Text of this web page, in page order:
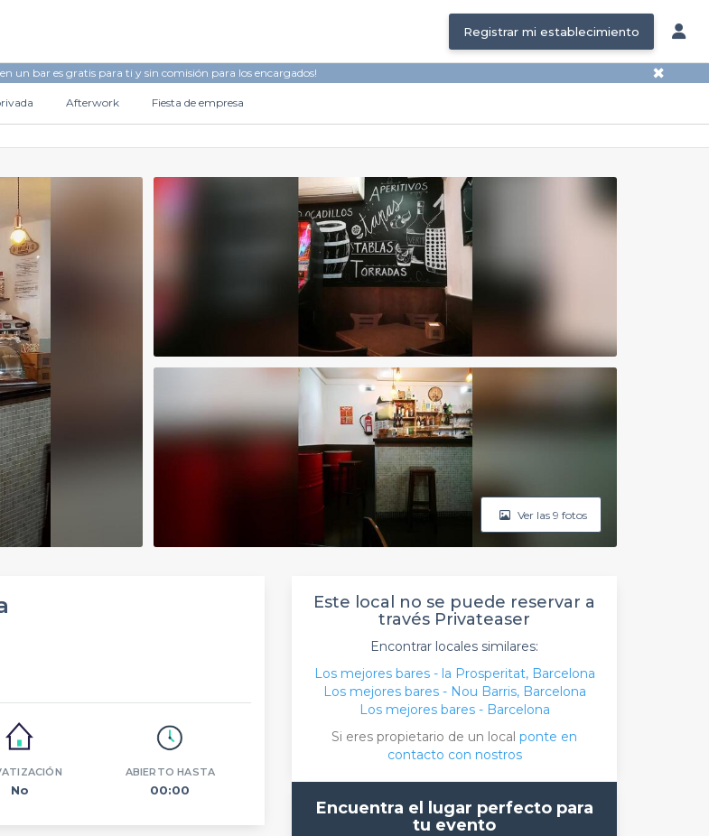
Registrar mi establecimiento
un bar es gratis para ti y sin comisión para los encargados! ✖
Afterwork Fiesta de empresa
Ver las 9 fotos
No
ABIERTO HASTA
00:00
Este local no se puede reservar a
través Privateaser
Encontrar locales similares:
Los mejores bares - la Prosperitat, Barcelona
Los mejores bares - Nou Barris, Barcelona
Los mejores bares - Barcelona
Si eres propietario de un local ponte en
contacto con nostros
Encuentra el lugar perfecto para
tu evento